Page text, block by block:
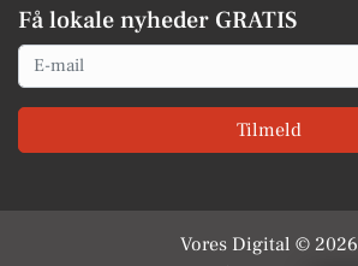
Få lokale nyheder GRATIS
Email
Tilmeld
Vores Digital © 2026